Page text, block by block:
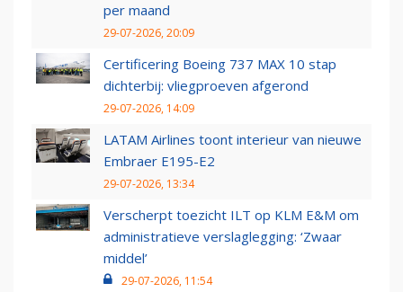
per maand
29-07-2026, 20:09
Certificering Boeing 737 MAX 10 stap
dichterbij: vliegproeven afgerond
29-07-2026, 14:09
LATAM Airlines toont interieur van nieuwe
Embraer E195-E2
29-07-2026, 13:34
Verscherpt toezicht ILT op KLM E&M om
administratieve verslaglegging: ‘Zwaar
middel’
29-07-2026, 11:54